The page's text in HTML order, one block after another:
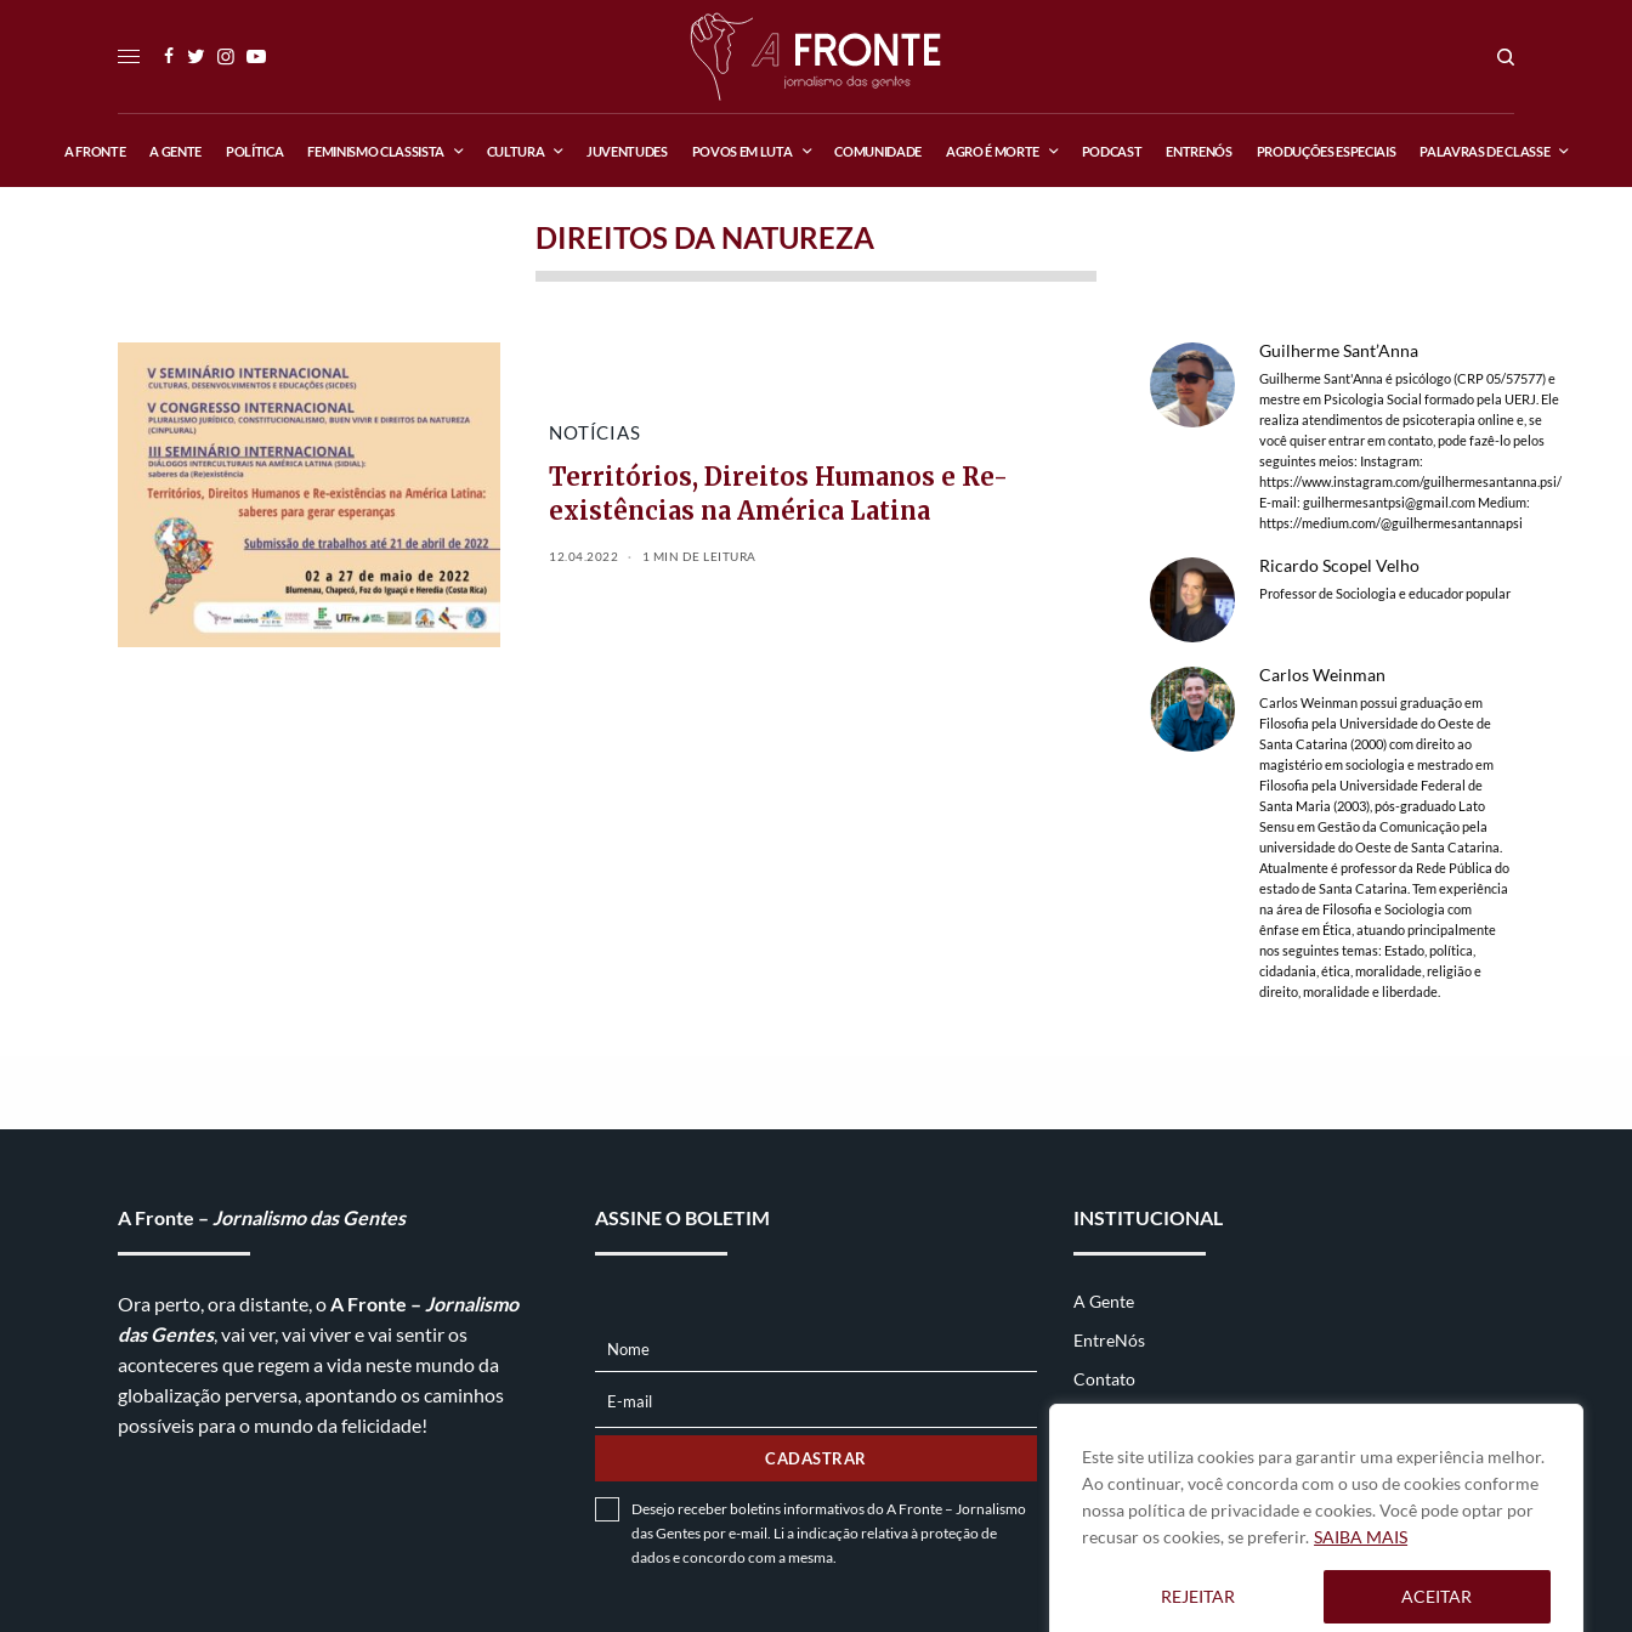
Este site utiliza cookies para garantir uma experiência melhor.
Ao continuar, você concorda com o uso de cookies conforme
nossa política de privacidade e cookies. Você pode optar por
recusar os cookies, se preferir. SAIBA MAIS
REJEITAR ACEITAR
A FRONTE A GENTE POLÍTICA FEMINISMO CLASSISTA CULTURA JUVENTUDES POVOS EM LUTA COMUNIDADE AGRO É MORTE PODCAST ENTRENÓS PRODUÇÕES ESPECIAIS PALAVRAS DE CLASSE
DIREITOS DA NATUREZA
NOTÍCIAS
Territórios, Direitos Humanos e Re-
existências na América Latina
12.04.2022 1 MIN DE LEITURA
Guilherme Sant’Anna
Guilherme Sant'Anna é psicólogo (CRP 05/57577) e
mestre em Psicologia Social formado pela UERJ. Ele
realiza atendimentos de psicoterapia online e, se
você quiser entrar em contato, pode fazê-lo pelos
seguintes meios: Instagram:
https://www.instagram.com/guilhermesantanna.psi/
E-mail: guilhermesantpsi@gmail.comMedium:
https://medium.com/@guilhermesantannapsi
Ricardo Scopel Velho
Professor de Sociologia e educador popular
Carlos Weinman
Carlos Weinman possui graduação em
Filosofia pela Universidade do Oeste de
Santa Catarina (2000) com direito ao
magistério em sociologia e mestrado em
Filosofia pela Universidade Federal de
Santa Maria (2003), pós-graduado Lato
Sensu em Gestão da Comunicação pela
universidade do Oeste de Santa Catarina.
Atualmente é professor da Rede Pública do
estado de Santa Catarina. Tem experiência
na área de Filosofia e Sociologia com
ênfase em Ética, atuando principalmente
nos seguintes temas: Estado, política,
cidadania, ética, moralidade, religião e
direito, moralidade e liberdade.
A Fronte –Jornalismo das Gentes
Ora perto, ora distante, oA Fronte –Jornalismo
das Gentes, vai ver, vai viver e vai sentir os
aconteceres que regem a vida neste mundo da
globalização perversa, apontando os caminhos
possíveis para o mundo da felicidade!
ASSINE O BOLETIM
NOME
Nome
MAIL
E-mail
CADASTRAR
Desejo receber boletins informativos do A Fronte – Jornalismo
das Gentes por e-mail. Li a indicação relativa àproteção de
dadose concordo com a mesma.
INSTITUCIONAL
A Gente
EntreNós
Contato